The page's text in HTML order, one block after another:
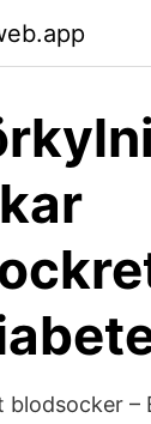
blodsocker –